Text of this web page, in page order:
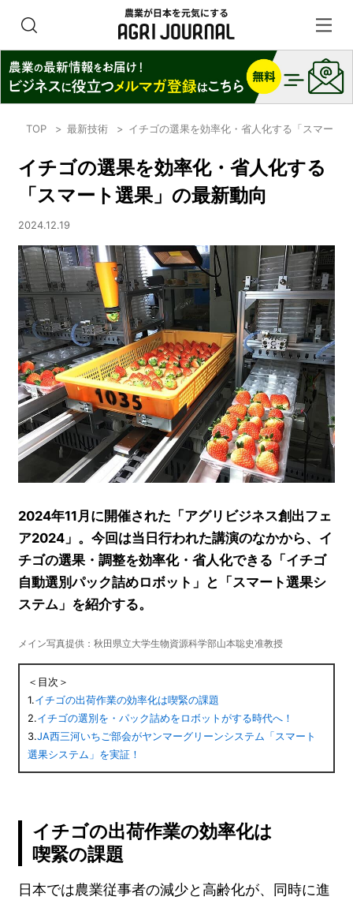
TOP 最新技術 イチゴの選果を効率化・省人化する「スマート
イチゴの選果を効率化・省人化する
「スマート選果」の最新動向
2024.12.19
2024年11月に開催された「アグリビジネス創出フェ
ア2024」。今回は当日行われた講演のなかから、イ
チゴの選果・調整を効率化・省人化できる「イチゴ
自動選別パック詰めロボット」と「スマート選果シ
ステム」を紹介する。
メイン写真提供：秋田県立大学生物資源科学部山本聡史准教授
＜目次＞
1.イチゴの出荷作業の効率化は喫緊の課題
2.イチゴの選別を・パック詰めをロボットがする時代へ！
3.JA西三河いちご部会がヤンマーグリーンシステム「スマート
選果システム」を実証！
イチゴの出荷作業の効率化は
喫緊の課題
日本では農業従事者の減少と高齢化が、同時に進